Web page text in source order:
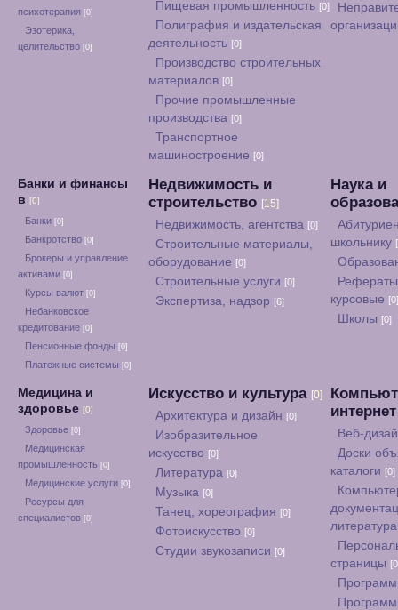
психотерапия [0]
Эзотерика,
целительство [0]
Пищевая промышленность [0]
Полиграфия и издательская
деятельность [0]
Производство строительных
материалов [0]
Прочие промышленные
производства [0]
Транспортное
машиностроение [0]
Банки и финансы
в [0]
Банки [0]
Банкротство [0]
Брокеры и управление
активами [0]
Курсы валют [0]
Небанковское
кредитование [0]
Пенсионные фонды [0]
Платежные системы [0]
Недвижимость и
строительство [15]
Недвижимость, агентства [0]
Строительные материалы,
оборудование [0]
Строительные услуги [0]
Экспертиза, надзор [6]
Наука и
школьнику
курсовые [0]
Школы [0]
Медицина и
здоровье [0]
Здоровье [0]
Медицинская
промышленность [0]
Медицинские услуги [0]
Ресурсы для
специалистов [0]
Искусство и культура [0]
Архитектура и дизайн [0]
Изобразительное
искусство [0]
Литература [0]
Музыка [0]
Танец, хореография [0]
Фотоискусство [0]
Студии звукозаписи [0]
Веб-
Доски
каталоги [0]
страницы